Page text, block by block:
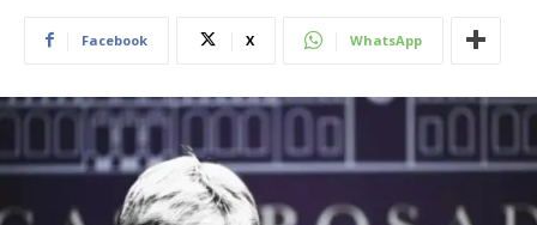
Facebook X WhatsApp